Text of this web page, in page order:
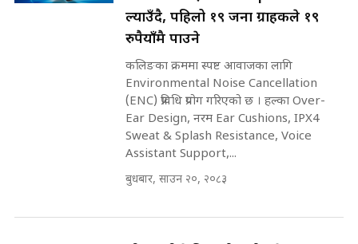
कहिले बन्ला चक्रपथ ? विस्तार कार्यमा
Expansion Dilemma |
SIDHAKURA |
पटकपटक भावुक बने गृहमन्त्री सुदन
गुरुङ, भक्कानिए सांसदहरू ||
७८ लाख घुस खाने मन्त्री ! जोगाउने
प्रधानमन्त्री ? || SIDHAKURA ||
SIDHAKURA INVESTIGATION
||
मन्त्री र पूर्व मन्त्रीको ७८ लाख घुस डिलको
ल्याउँदै, पहिलो १९ जना ग्राहकले १९
रुपैयाँमै पाउने
कलिङका क्रममा स्पष्ट आवाजका लागि
Environmental Noise Cancellation
(ENC) प्रविधि प्रयोग गरिएको छ । हल्का Over-
Ear Design, नरम Ear Cushions, IPX4
Sweat & Splash Resistance, Voice
Assistant Support,...
बुधबार, साउन २०, २०८३